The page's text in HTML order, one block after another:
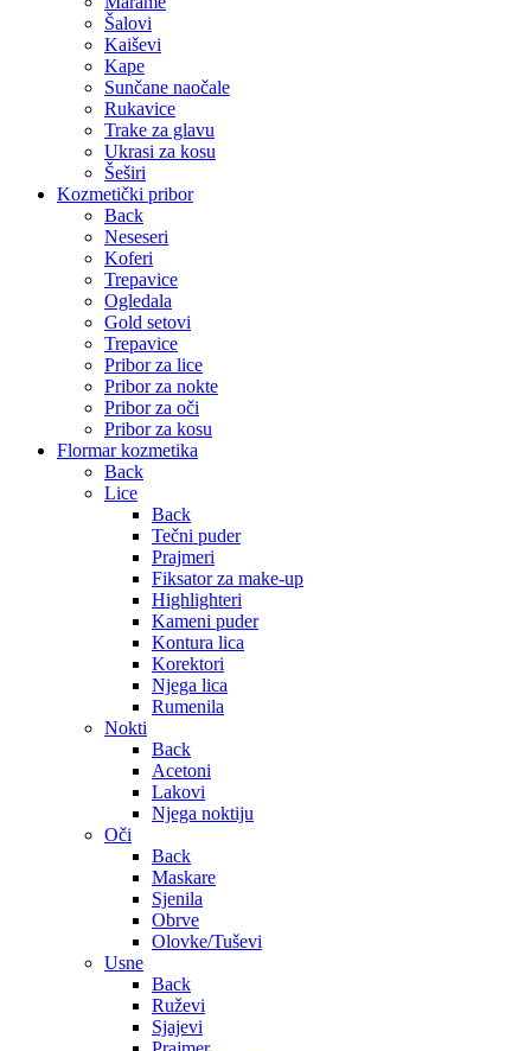
Šalovi
Kaiševi
Kape
Sunčane naočale
Rukavice
Trake za glavu
Ukrasi za kosu
Šeširi
Kozmetički pribor
Back
Neseseri
Koferi
Trepavice
Ogledala
Gold setovi
Trepavice
Pribor za lice
Pribor za nokte
Pribor za oči
Pribor za kosu
Flormar kozmetika
Back
Lice
Back
Tečni puder
Prajmeri
Fiksator za make-up
Highlighteri
Kameni puder
Kontura lica
Korektori
Njega lica
Rumenila
Nokti
Back
Acetoni
Lakovi
Njega noktiju
Oči
Back
Maskare
Sjenila
Obrve
Olovke/Tuševi
Usne
Back
Ruževi
Sjajevi